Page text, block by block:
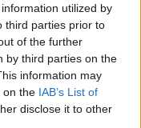
utilized by
third parties prior to
of the further
by third parties on the
information may
on the IAB’s List of
disclose it to other
nuotraukų (16)